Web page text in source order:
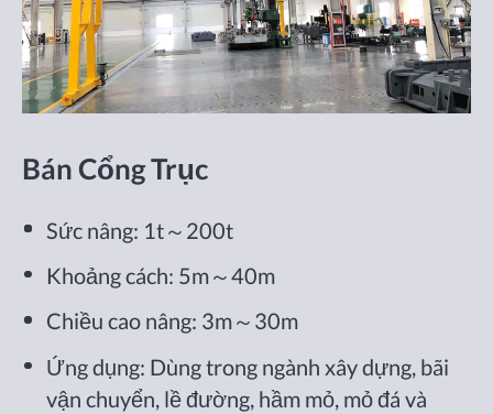
Bán Cổng Trục
Sức nâng: 1t～200t
Khoảng cách: 5m～40m
Chiều cao nâng: 3m～30m
Ứng dụng: Dùng trong ngành xây dựng, bãi
vận chuyển, lề đường, hầm mỏ, mỏ đá và